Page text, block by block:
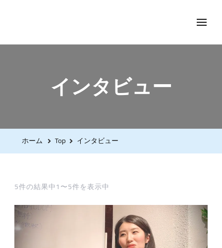
インタビュー
ホーム Top インタビュー
5件の結果中1〜5件を表示中